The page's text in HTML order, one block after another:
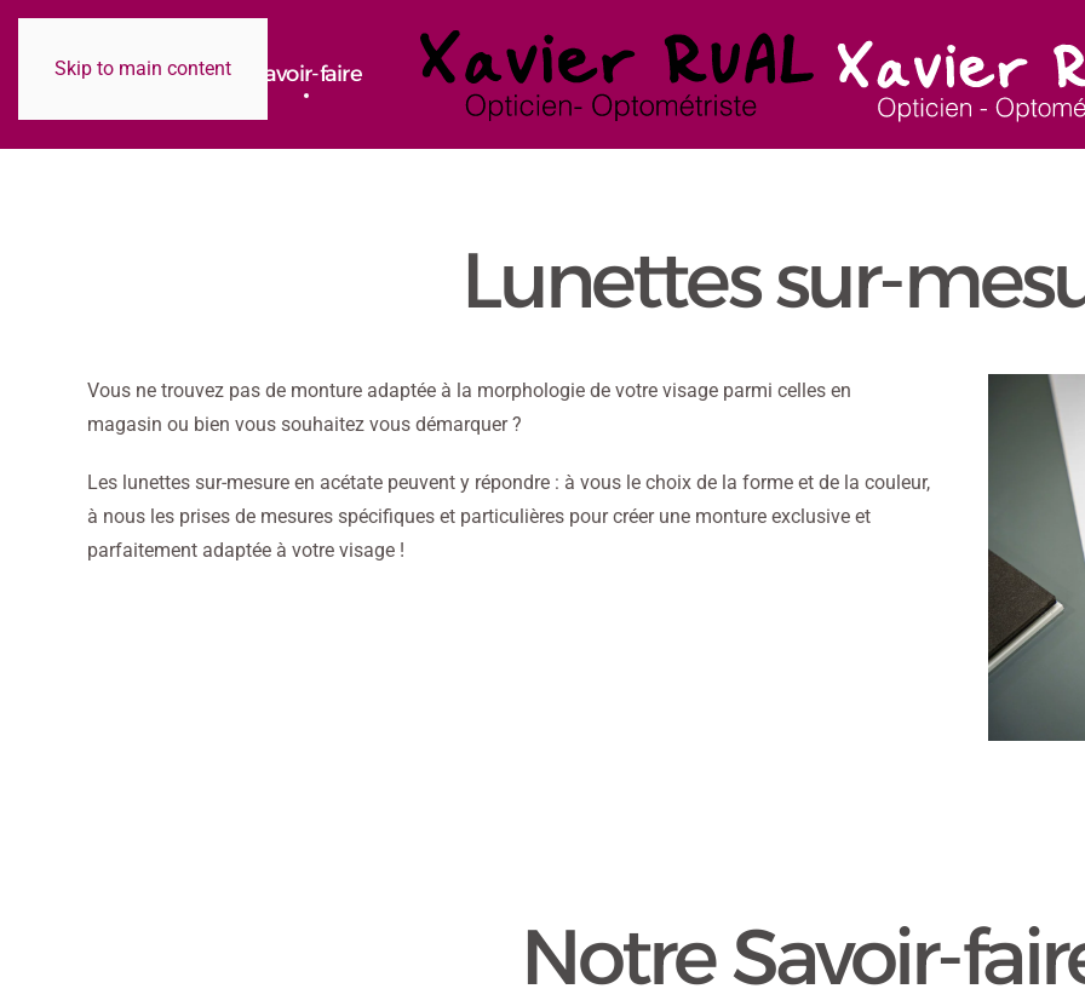
Skip to main content
La boutique L'équipe Savoir-faire
Lunettes sur-
Vous ne trouvez pas de monture adaptée à la morphologie de votre visage parmi celles en
magasin ou bien vous souhaitez vous démarquer ?
Les lunettes sur-mesure en acétate peuvent y répondre : à vous le choix de la forme et de la couleur,
à nous les prises de mesures spécifiques et particulières pour créer une monture exclusive et
parfaitement adaptée à votre visage !
Notre Savoir-